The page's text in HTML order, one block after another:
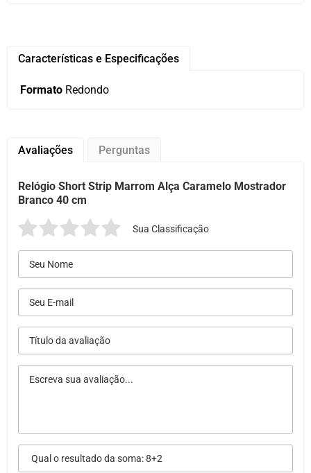
Características e Especificações
Formato Redondo
Avaliações Perguntas
Relógio Short Strip Marrom Alça Caramelo Mostrador
Branco 40 cm
Sua Classificação